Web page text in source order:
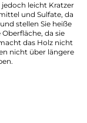
leicht Kratzer
und Sulfate, da
stellen Sie heiße
da sie
das Holz nicht
nicht über längere